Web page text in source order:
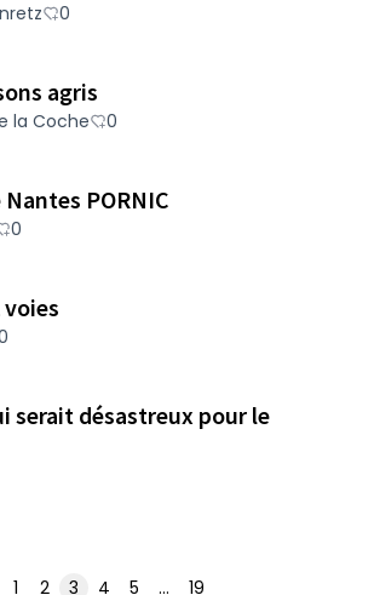
0
agris
la Coche 0
PORNIC
0
voies
serait désastreux pour le
1 2 3 4 5 … 19